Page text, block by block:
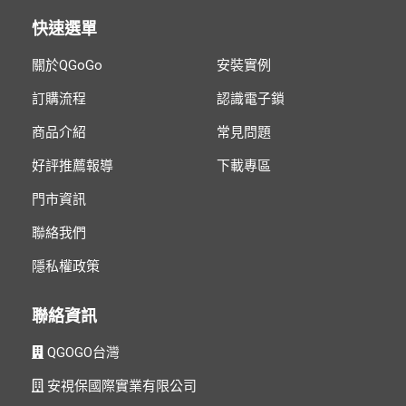
快速選單
關於QGoGo
訂購流程
商品介紹
好評推薦報導
門市資訊
聯絡我們
隱私權政策
安裝實例
認識電子鎖
常見問題
下載專區
聯絡資訊
QGOGO台灣
安視保國際實業有限公司